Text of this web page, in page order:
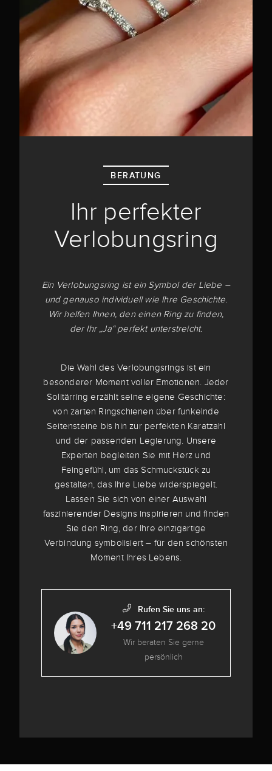
BERATUNG
Ihr perfekter
Verlobungsring
Ein Verlobungsring ist ein Symbol der Liebe –
und genauso individuell wie Ihre Geschichte.
Wir helfen Ihnen, den einen Ring zu finden,
der Ihr „Ja“ perfekt unterstreicht.
Die Wahl des Verlobungsrings ist ein
besonderer Moment voller Emotionen. Jeder
Solitärring erzählt seine eigene Geschichte:
von zarten Ringschienen über funkelnde
Seitensteine bis hin zur perfekten Karatzahl
und der passenden Legierung. Unsere
Experten begleiten Sie mit Herz und
Feingefühl, um das Schmuckstück zu
gestalten, das Ihre Liebe widerspiegelt.
Lassen Sie sich von einer Auswahl
faszinierender Designs inspirieren und finden
Sie den Ring, der Ihre einzigartige
Verbindung symbolisiert – für den schönsten
Moment Ihres Lebens.
Rufen Sie uns an:
+49 711 217 268 20
Wir beraten Sie gerne
persönlich